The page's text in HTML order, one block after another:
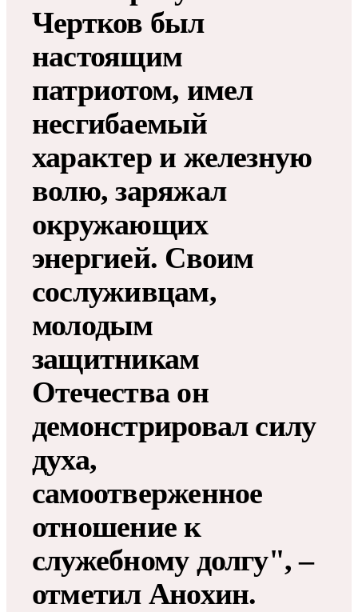
Чертков был
настоящим
патриотом, имел
несгибаемый
характер и железную
волю, заряжал
окружающих
энергией. Своим
сослуживцам,
молодым
защитникам
Отечества он
демонстрировал силу
духа,
самоотверженное
отношение к
служебному долгу", –
отметил Анохин.